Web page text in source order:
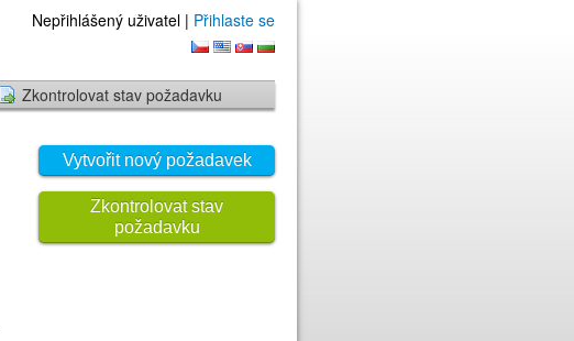
Nepřihlášený uživatel | Přihlaste se
Zkontrolovat stav požadavku
Vytvořit nový požadavek
Zkontrolovat stav
požadavku